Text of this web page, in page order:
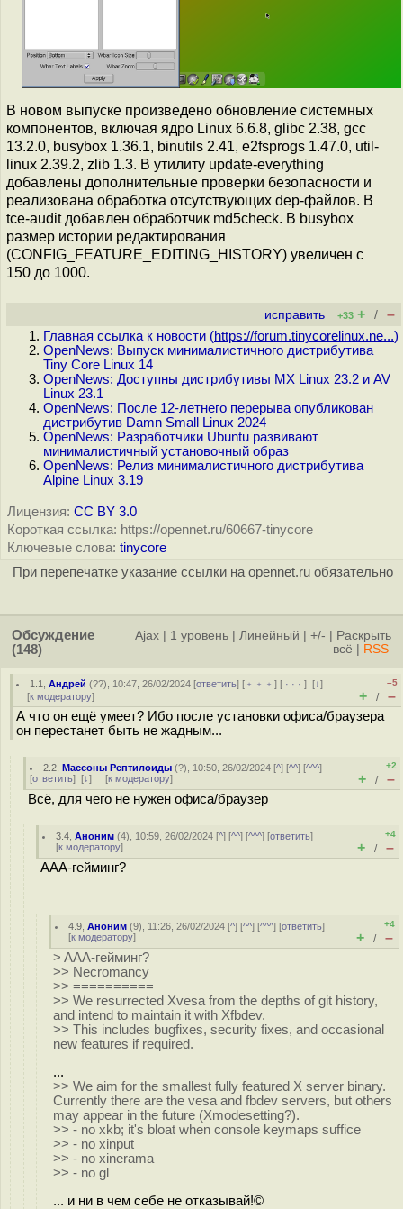
В новом выпуске произведено обновление системных
компонентов, включая ядро Linux 6.6.8, glibc 2.38, gcc
13.2.0, busybox 1.36.1, binutils 2.41, e2fsprogs 1.47.0, util-
linux 2.39.2, zlib 1.3. В утилиту update-everything
добавлены дополнительные проверки безопасности и
реализована обработка отсутствующих dep-файлов. В
tce-audit добавлен обработчик md5check. В busybox
размер истории редактирования
(CONFIG_FEATURE_EDITING_HISTORY) увеличен с
150 до 1000.
исправить +33 + / –
Главная ссылка к новости (https://forum.tinycorelinux.ne...)
OpenNews: Выпуск минималистичного дистрибутива
Tiny Core Linux 14
OpenNews: Доступны дистрибутивы MX Linux 23.2 и AV
Linux 23.1
OpenNews: После 12-летнего перерыва опубликован
дистрибутив Damn Small Linux 2024
OpenNews: Разработчики Ubuntu развивают
минималистичный установочный образ
OpenNews: Релиз минималистичного дистрибутива
Alpine Linux 3.19
Лицензия: CC BY 3.0
Короткая ссылка: https://opennet.ru/60667-tinycore
Ключевые слова: tinycore
При перепечатке указание ссылки на opennet.ru обязательно
Обсуждение
(148)
Ajax 1 уровень Линейный +/-
Раскрыть
всё
RSS
1.1 ,Андрей (??), 10:47, 26/02/2024 [ответить] [ ﹢﹢﹢] [ · · ·][↓]
[к модератору]
–5
+ / –
А что он ещё умеет? Ибо после установки офиса/браузера
он перестанет быть не жадным...
2.2 ,Массоны Рептилоиды (?), 10:50, 26/02/2024 [^] [^^] [^^^]
[ответить] [↓] [к модератору]
+2
+ / –
Всё, для чего не нужен офиса/браузер
3.4 ,Аноним (4), 10:59, 26/02/2024 [^] [^^] [^^^] [ответить]
[к модератору]
+4
+ / –
AAA-гейминг?
4.9 ,Аноним (9), 11:26, 26/02/2024 [^] [^^] [^^^] [ответить]
[к модератору]
+4
+ / –
> AAA-гейминг?
>> Necromancy
>> ==========
>> We resurrected Xvesa from the depths of git history,
and intend to maintain it with Xfbdev.
>> This includes bugfixes, security fixes, and occasional
new features if required.
...
>> We aim for the smallest fully featured X server binary.
Currently there are the vesa and fbdev servers, but others
may appear in the future (Xmodesetting?).
>> - no xkb; it's bloat when console keymaps suffice
>> - no xinput
>> - no xinerama
>> - no gl
... и ни в чем себе не отказывай!©